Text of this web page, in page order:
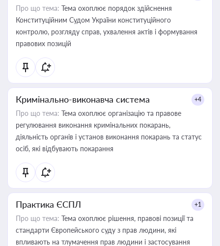
Про що тема: Тема охоплює порядок здійснення
Конституційним Судом України конституційного
контролю, розгляду справ, ухвалення актів і формування
правових позицій
Кримінально-виконавча система +4
Про що тема: Тема охоплює організацію та правове
регулювання виконання кримінальних покарань,
діяльність органів і установ виконання покарань та статус
осіб, які відбувають покарання
Практика ЄСПЛ +1
Про що тема: Тема охоплює рішення, правові позиції та
стандарти Європейського суду з прав людини, які
впливають на тлумачення прав людини і застосування